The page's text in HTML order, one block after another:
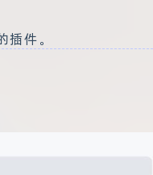
件。